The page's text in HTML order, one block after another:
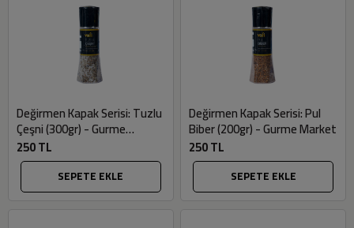
Değirmen Kapak Serisi: Tuzlu
Çeşni (300gr) - Gurme
Market
250 TL
SEPETE EKLE
Değirmen Kapak Serisi: Pul
Biber (200gr) - Gurme Market
250 TL
SEPETE EKLE